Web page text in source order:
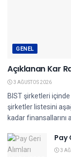
GENEL
Açıklanan Kar
3 AĞUSTOS 2026
BIST şirketleri
şirketler listesini
kadar finansallarını
Pay
3